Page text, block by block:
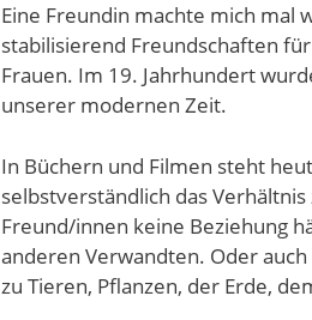
Eine Freundin machte mich mal
stabilisierend Freundschaften
Frauen. Im 19. Jahrhundert
unserer modernen Zeit.
In Büchern und Filmen steht
selbstverständlich das
Freund/innen keine Beziehung
anderen Verwandten. Oder
zu Tieren, Pflanzen, der Erde,